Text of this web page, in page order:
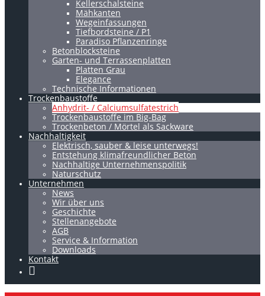
Kellerschalsteine
Mähkanten
Wegeinfassungen
Tiefbordsteine / P1
Paradiso Pflanzenringe
Betonblocksteine
Garten- und Terrassenplatten
Platten Grau
Elegance
Technische Informationen
Trockenbaustoffe
Anhydrit- / Calciumsulfatestrich
Trockenbaustoffe im Big-Bag
Trockenbeton / Mörtel als Sackware
Nachhaltigkeit
Elektrisch, sauber & leise unterwegs!
Entstehung klimafreundlicher Beton
Nachhaltige Unternehmenspolitik
Naturschutz
Unternehmen
News
Wir über uns
Geschichte
Stellenangebote
AGB
Service & Information
Downloads
Kontakt